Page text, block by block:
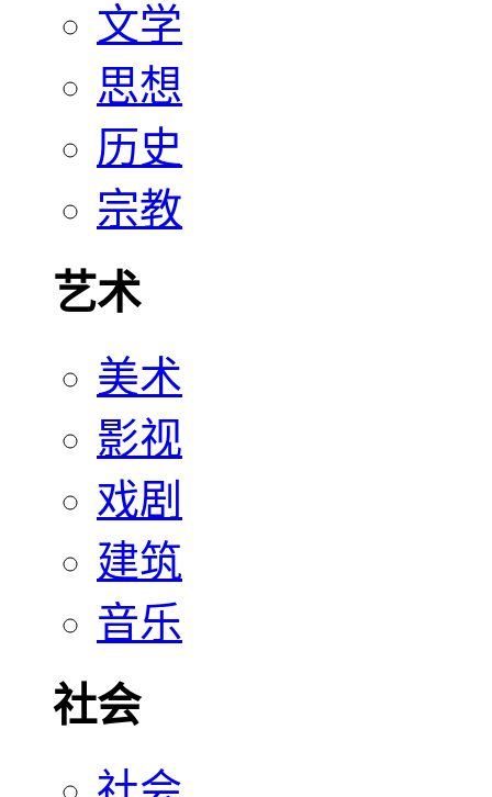
文学
思想
历史
宗教
艺术
美术
影视
戏剧
建筑
音乐
社会